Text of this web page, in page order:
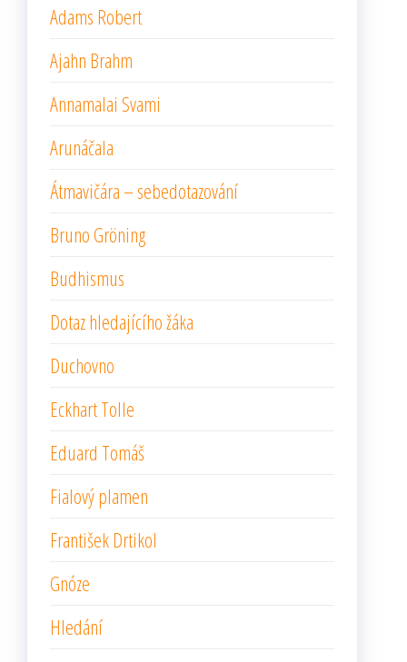
Adams Robert
Ajahn Brahm
Annamalai Svami
Arunáčala
Átmavičára – sebedotazování
Bruno Gröning
Budhismus
Dotaz hledajícího žáka
Duchovno
Eckhart Tolle
Eduard Tomáš
Fialový plamen
František Drtikol
Gnóze
Hledání